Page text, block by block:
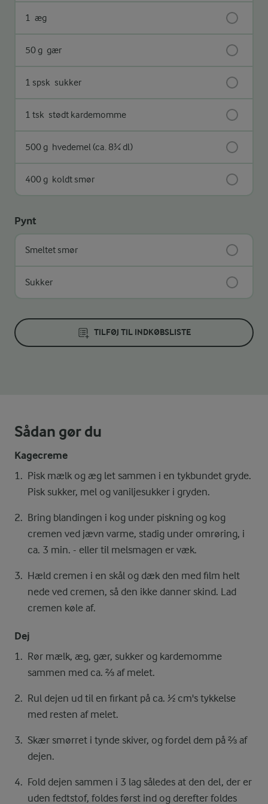
1 æg
50 g gær
1 spsk sukker
1 tsk stødt kardemomme
500 g hvedemel (ca. 8¾ dl)
400 g koldt smør
Pynt
Smeltet smør
Sukker
TILFØJ TIL INDKØBSLISTE
Sådan gør du
Kagecreme
Pisk mælk og æg let sammen i en tykbundet gryde.
Pisk sukker, mel og vaniljesukker i gryden.
Bring blandingen i kog under piskning og kog
cremen ved jævn varme, stadig under omrøring, i
ca. 3 min. - eller til melsmagen er væk.
Hæld cremen i en skål og dæk den med film helt
nede ved cremen, så den ikke danner skind. Lad
cremen køle af.
Dej
Rør mælk, æg, gær, sukker og kardemomme
sammen med ca. ⅔ af melet.
Rul dejen ud til en firkant på ca. ½ cm's tykkelse
med resten af melet.
Skær smørret i tynde skiver, og fordel dem på ⅔ af
dejen.
Fold dejen sammen i 3 lag således at den del, der er
uden fedtstof, foldes først ind og derefter foldes